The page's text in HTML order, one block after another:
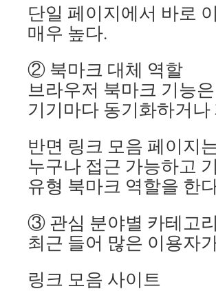
단일 페이지에서 바로
매우 높다.
② 북마크 대체 역할
브라우저 북마크 기능
기기마다 동기화하거
반면 링크 모음 페이지
누구나 접근 가능하고
유형 북마크 역할을 한
③ 관심 분야별 카테고
최근 들어 많은 이용자
링크 모음 사이트